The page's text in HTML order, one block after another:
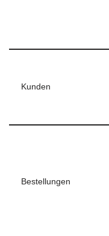
Kunden
Bestellungen